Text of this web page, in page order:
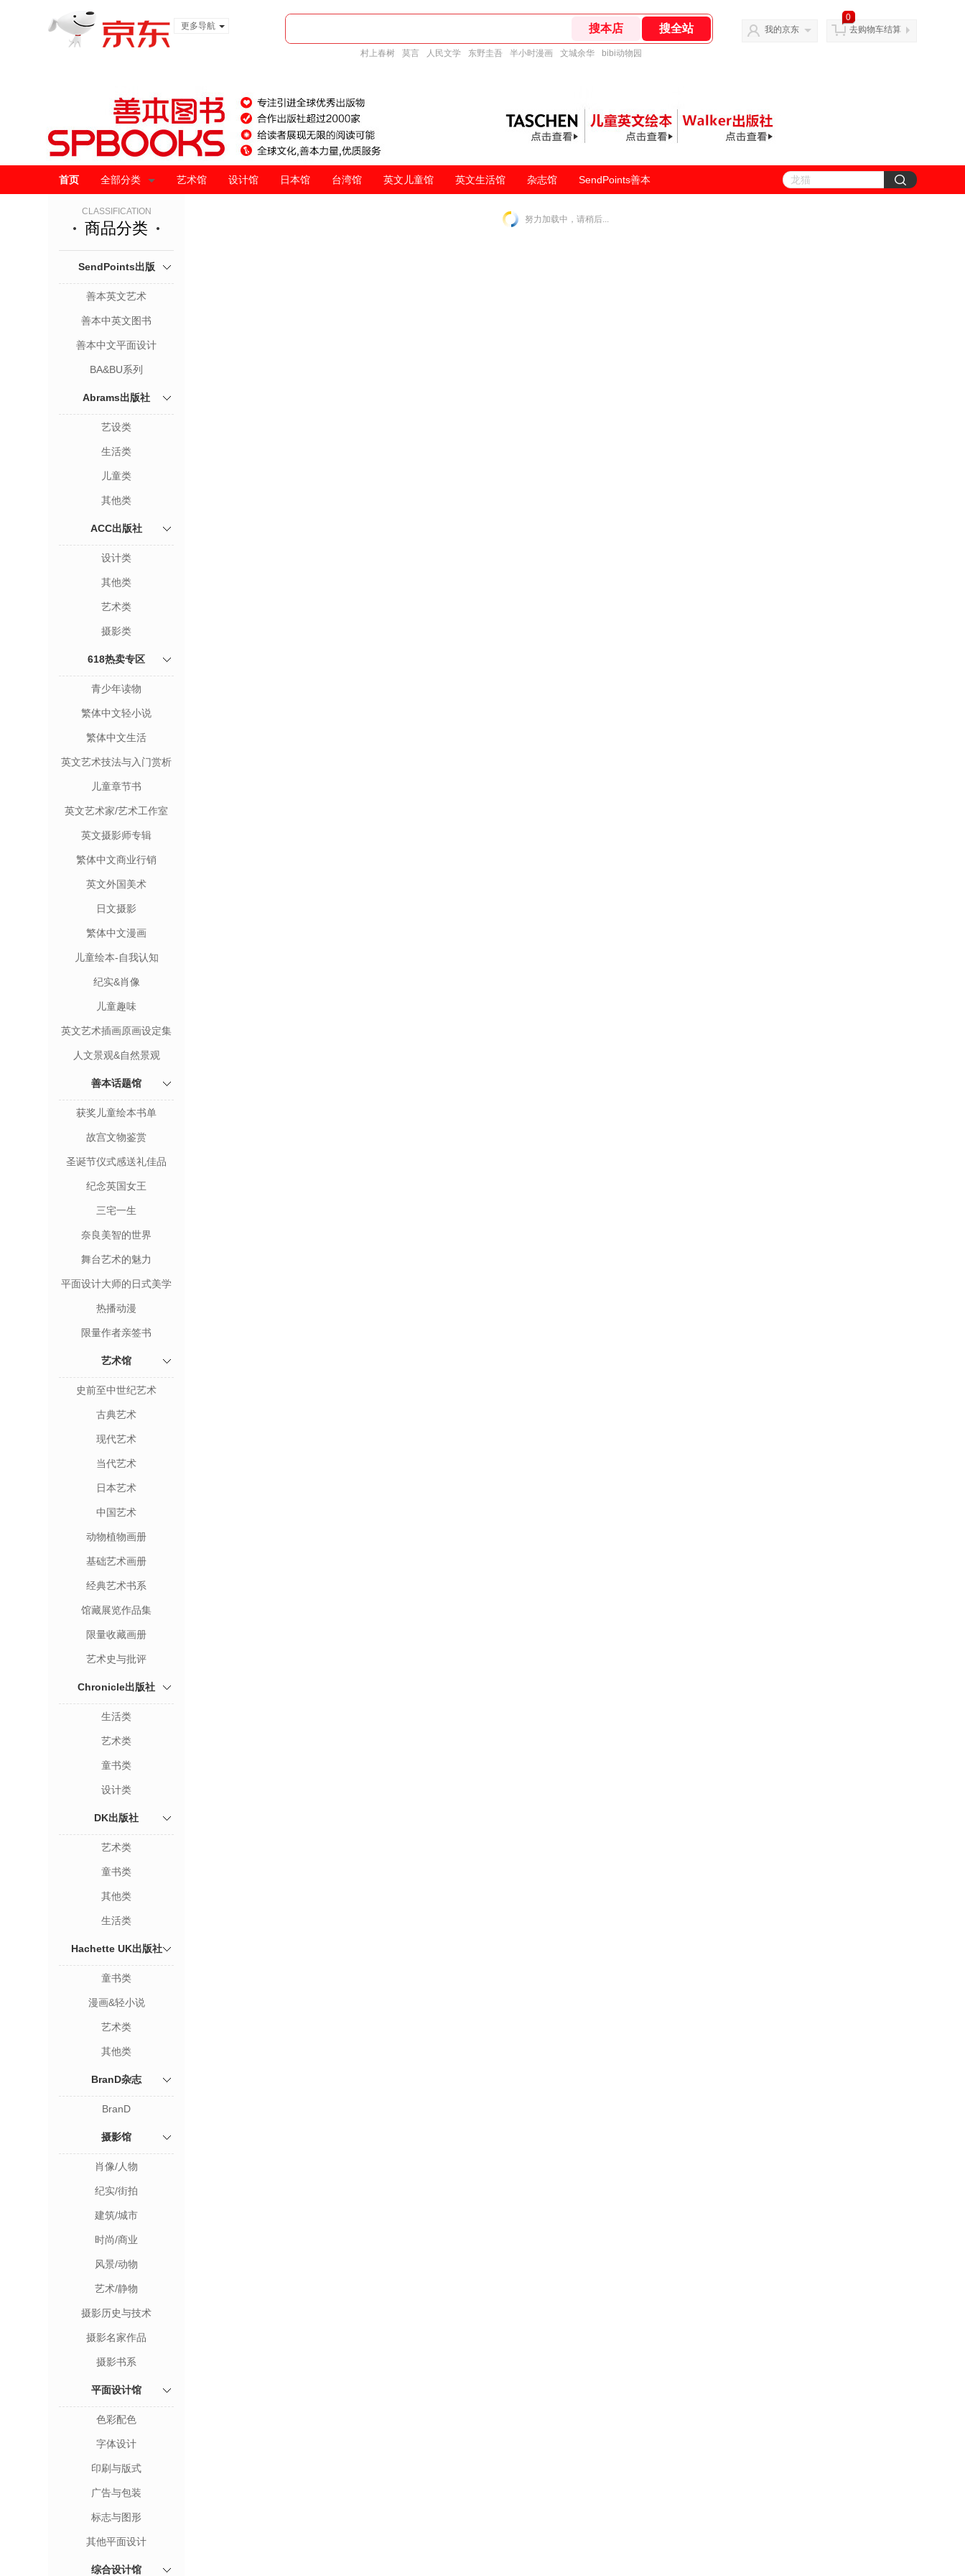
更多导航
村上春树 莫言 人民文学 东野圭吾 半小时漫画 文城余华 bibi动物园
我的京东
0
去购物车结算
首页 全部分类 艺术馆 设计馆 日本馆 台湾馆 英文儿童馆 英文生活馆 杂志馆 SendPoints善本
CLASSIFICATION
商品分类
SendPoints出版
善本英文艺术
善本中英文图书
善本中文平面设计
BA&BU系列
Abrams出版社
艺设类
生活类
儿童类
其他类
ACC出版社
设计类
其他类
艺术类
摄影类
618热卖专区
青少年读物
繁体中文轻小说
繁体中文生活
英文艺术技法与入门赏析
儿童章节书
英文艺术家/艺术工作室
英文摄影师专辑
繁体中文商业行销
英文外国美术
日文摄影
繁体中文漫画
儿童绘本-自我认知
纪实&肖像
儿童趣味
英文艺术插画原画设定集
人文景观&自然景观
善本话题馆
获奖儿童绘本书单
故宫文物鉴赏
圣诞节仪式感送礼佳品
纪念英国女王
三宅一生
奈良美智的世界
舞台艺术的魅力
平面设计大师的日式美学
热播动漫
限量作者亲签书
艺术馆
史前至中世纪艺术
古典艺术
现代艺术
当代艺术
日本艺术
中国艺术
动物植物画册
基础艺术画册
经典艺术书系
馆藏展览作品集
限量收藏画册
艺术史与批评
Chronicle出版社
生活类
艺术类
童书类
设计类
DK出版社
艺术类
童书类
其他类
生活类
Hachette UK出版社
童书类
漫画&轻小说
艺术类
其他类
BranD杂志
BranD
摄影馆
肖像/人物
纪实/街拍
建筑/城市
时尚/商业
风景/动物
艺术/静物
摄影历史与技术
摄影名家作品
摄影书系
平面设计馆
色彩配色
字体设计
印刷与版式
广告与包装
标志与图形
其他平面设计
综合设计馆
努力加载中，请稍后...